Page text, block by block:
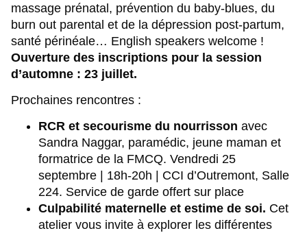
massage prénatal, prévention du baby-blues, du
burn out parental et de la dépression post-partum,
santé périnéale… English speakers welcome !
Ouverture des inscriptions pour la session
d’automne : 23 juillet.
Prochaines rencontres :
RCR et secourisme du nourrisson avec
Sandra Naggar, paramédic, jeune maman et
formatrice de la FMCQ. Vendredi 25
septembre | 18h-20h | CCI d’Outremont, Salle
224. Service de garde offert sur place
Culpabilité maternelle et estime de soi. Cet
atelier vous invite à explorer les différentes